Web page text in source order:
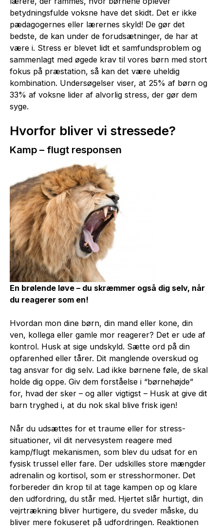
betydningsfulde voksne have det skidt. Det er ikke
pædagogernes eller lærernes skyld! De gør det
bedste, de kan under de forudsætninger, de har at
være i. Stress er blevet lidt et samfundsproblem og
sammenlagt med øgede krav til vores børn med stort
fokus på præstation, så kan det være uheldig
kombination. Undersøgelser viser, at 25% af børn og
33% af voksne lider af alvorlig stress, der gør dem
syge.
Hvorfor bliver vi stressede?
Kamp – flugt responsen
En brølende løve – du skræmmer også dig selv, når
du reagerer som en!
Hvordan mon dine børn, din mand eller kone, din
ven, kollega eller gamle mor reagerer? Det er ude af
kontrol. Husk at sige undskyld. Sætte ord på din
opfarenhed eller tårer. Dit manglende overskud og
tag ansvar for dig selv. Lad ikke børnene føle, de skal
holde dig oppe. Giv dem forståelse i “børnehøjde”
for, hvad der sker – og aller vigtigst – Husk at give dit
barn tryghed i, at du nok skal blive frisk igen!
Når du udsættes for et traume eller for stress-
situationer, vil dit nervesystem reagere med
kamp/flugt mekanismen, som blev du udsat for en
fysisk trussel eller fare. Der udskilles store mængder
adrenalin og kortisol, som er stresshormoner. Det
forbereder din krop til at tage kampen op og klare
den udfordring, du står med. Hjertet slår hurtigt, din
vejrtrækning bliver hurtigere, du sveder måske, du
bliver mere fokuseret på udfordringen. Reaktionen